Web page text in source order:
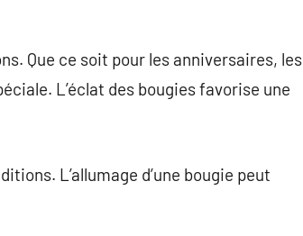
Que ce soit pour les anniversaires, les
L’éclat des bougies favorise une
L’allumage d’une bougie peut